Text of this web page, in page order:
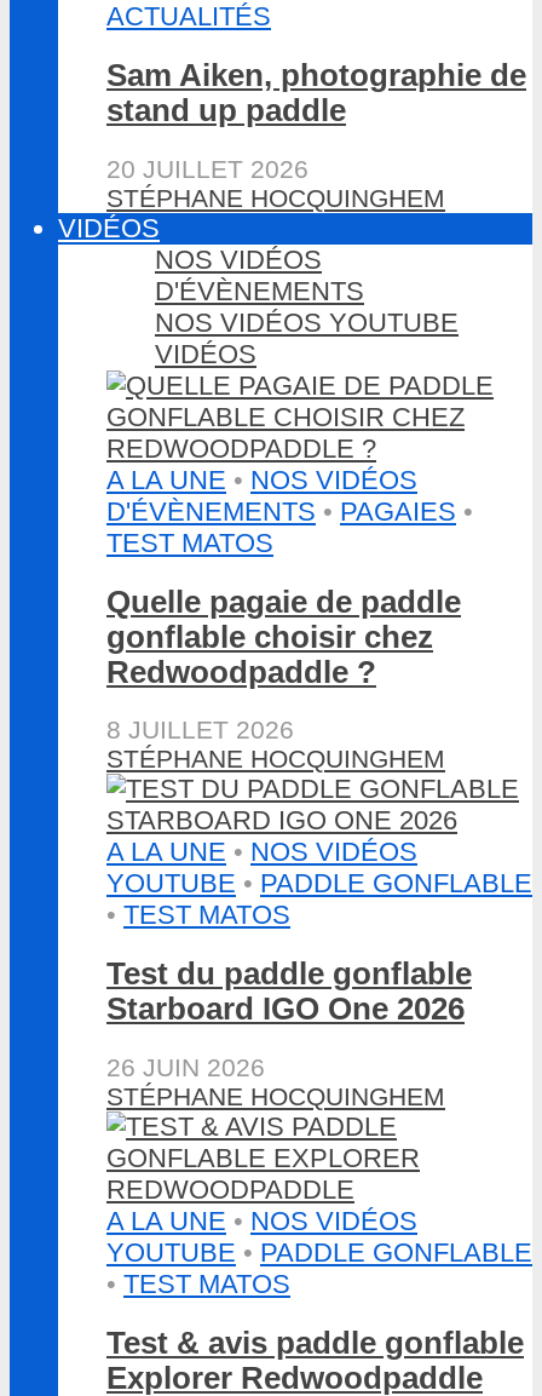
ACTUALITÉS
Sam Aiken, photographie de
stand up paddle
20 JUILLET 2026
STÉPHANE HOCQUINGHEM
VIDÉOS
NOS VIDÉOS
D'ÉVÈNEMENTS
NOS VIDÉOS YOUTUBE
VIDÉOS
A LA UNE • NOS VIDÉOS
D'ÉVÈNEMENTS • PAGAIES •
TEST MATOS
Quelle pagaie de paddle
gonflable choisir chez
Redwoodpaddle ?
8 JUILLET 2026
STÉPHANE HOCQUINGHEM
A LA UNE • NOS VIDÉOS
YOUTUBE • PADDLE GONFLABLE
• TEST MATOS
Test du paddle gonflable
Starboard IGO One 2026
26 JUIN 2026
STÉPHANE HOCQUINGHEM
A LA UNE • NOS VIDÉOS
YOUTUBE • PADDLE GONFLABLE
• TEST MATOS
Test & avis paddle gonflable
Explorer Redwoodpaddle